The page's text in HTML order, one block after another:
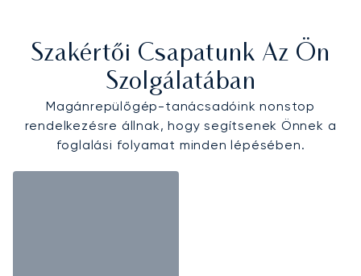
Szakértői Csapatunk Az Ön
Szolgálatában
Magánrepülőgép-tanácsadóink nonstop
rendelkezésre állnak, hogy segítsenek Önnek a
foglalási folyamat minden lépésében.